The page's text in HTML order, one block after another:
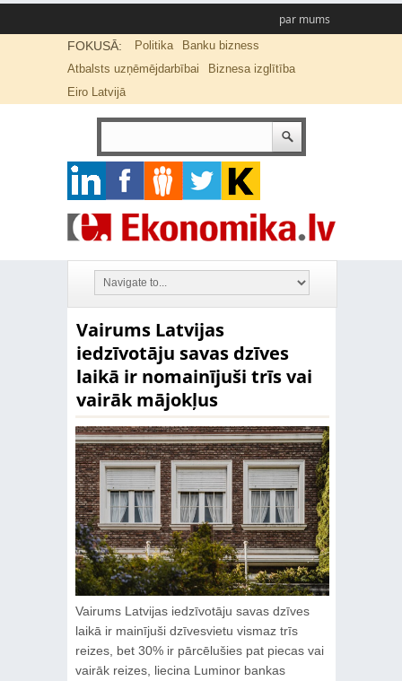
par mums
FOKUSĀ: Politika
Banku bizness
Atbalsts uzņēmējdarbībai
Biznesa izglītība
Eiro Latvijā
Vairums Latvijas
iedzīvotāju savas dzīves
laikā ir nomainījuši trīs vai
vairāk mājokļus
Vairums Latvijas iedzīvotāju savas dzīves
laikā ir mainījuši dzīvesvietu vismaz trīs
reizes, bet 30% ir pārcēlušies pat piecas vai
vairāk reizes, liecina Luminor bankas